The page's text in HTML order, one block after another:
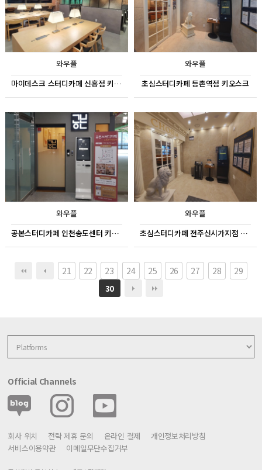
와우플
마이데스크 스터디카페 신흥점 키오스크
와우플
초심스터디카페 등촌역점 키오스크
와우플
공본스터디카페 인천송도센터 키오스크
와우플
초심스터디카페 전주신시가지점 키오스크
21 22 23 24 25 26 27 28 29
30
Official Channels
회사 위치 전략 제휴 문의 온라인 결제
개인정보처리방침
서비스이용약관
이메일무단수집거부